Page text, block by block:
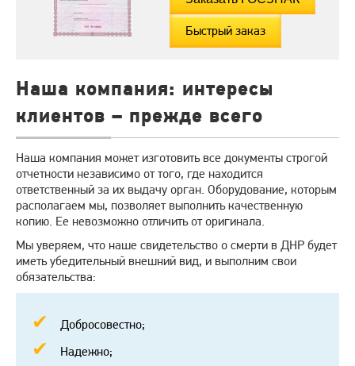
Быстрый заказ
Наша компания: интересы
клиентов – прежде всего
Наша компания может изготовить все документы строгой
отчетности независимо от того, где находится
ответственный за их выдачу орган. Оборудование, которым
располагаем мы, позволяет выполнить качественную
копию. Ее невозможно отличить от оригинала.
Мы уверяем, что наше свидетельство о смерти в ДНР будет
иметь убедительный внешний вид, и выполним свои
обязательства:
Добросовестно;
Надежно;